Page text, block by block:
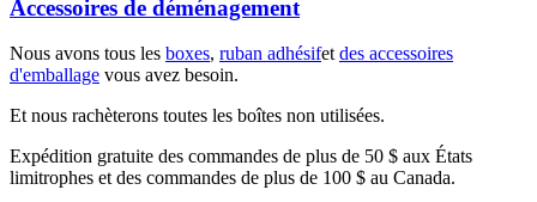
Accessoires de déménagement
Nous avons tous les boxes, ruban adhésifetdes accessoires
d'emballage vous avez besoin.
Et nous rachèterons toutes les boîtes non utilisées.
Expédition gratuite des commandes de plus de 50 $ aux États
limitrophes et des commandes de plus de 100 $ au Canada.